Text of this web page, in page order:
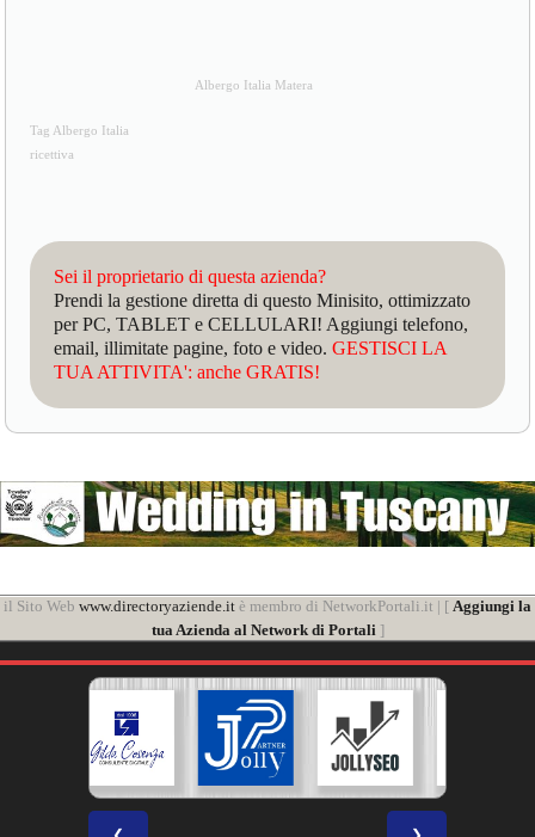
Albergo Italia Matera
Tag Albergo Italia
ricettiva
Sei il proprietario di questa azienda?
Prendi la gestione diretta di questo Minisito, ottimizzato
per PC, TABLET e CELLULARI! Aggiungi telefono,
email, illimitate pagine, foto e video.GESTISCI LA
TUA ATTIVITA': anche GRATIS!
il Sito Web www.directoryaziende.it è membro di NetworkPortali.it | [ Aggiungi la
tua Azienda al Network di Portali]